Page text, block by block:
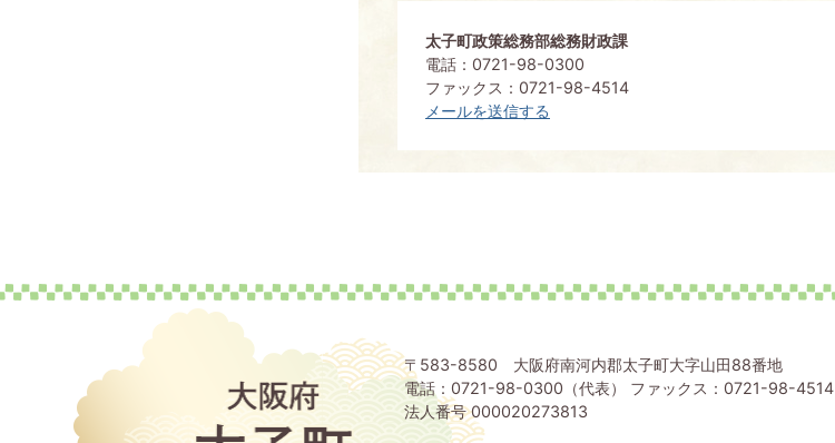
太子町政策総務部総務財政課
電話：0721-98-0300
ファックス：0721-98-4514
メールを送信する
〒583-8580 大阪府南河内郡太子町大字山田88番地
電話：0721-98-0300（代表） ファックス：0721-98-4514
法人番号 000020273813